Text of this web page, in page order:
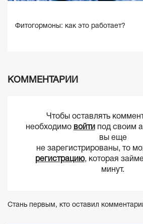
Фитогормоны: как это работает?
КОММЕНТАРИИ
Чтобы оставлять
необходимо войти под своим
вы еще
не зарегистрированы, то
регистрацию, которая
минут.
Стань первым, кто оставил